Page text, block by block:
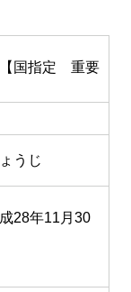
【国指定 重要
うじ
28年11月30